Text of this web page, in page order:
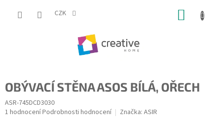
CZK
OBÝVACÍ STĚNA ASOS BÍLÁ, OŘECH
ASR-745DCD3030
Průměrné
1 hodnoceníPodrobnosti hodnocení Značka: ASIR